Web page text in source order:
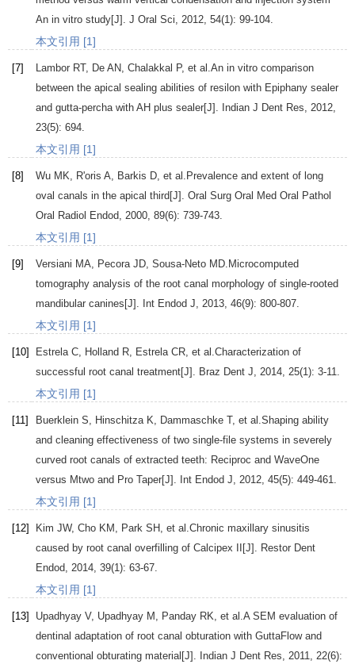
An in vitro study[J]. J Oral Sci 2012 54(1): 99-104.
本文引用 [1]
[7] Lambor RT, De AN Chalakkal P, et al.An in vitro comparison
between the apical sealing abilities of resilon with Epiphany sealer
and gutta-percha with AH plus sealer[J].
Indian J Dent Res 2012
23(5): 694.
本文引用 [1]
[8] Wu MK R'oris A Barkis D , et al.Prevalence and extent of long
oval canals in the apical third[J]. Oral Surg Oral Med Oral Pathol
Oral Radiol Endod
2000 89(6): 739-743.
本文引用 [1]
[9] Versiani MA Pecora JD Sousa-Neto MD .Microcomputed
tomography analysis of the root canal morphology of single-rooted
mandibular canines[J].
Int Endod J 2013 46(9): 800-807.
本文引用 [1]
[10] Estrela C Holland R Estrela CR , et al.Characterization of
successful root canal treatment[J].
Braz Dent J 2014 25(1): 3-11.
本文引用 [1]
[11] Buerklein S Hinschitza K Dammaschke T, et al.Shaping ability
and cleaning effectiveness of two single-file systems in severely
curved root canals of extracted teeth: Reciproc and WaveOne
versus Mtwo and Pro Taper[J].
Int Endod J 2012 45(5): 449-461.
本文引用 [1]
[12] Kim JW, Cho KM Park SH
, et al.Chronic maxillary sinusitis
caused by root canal overfilling of Calcipex II[J].
Restor Dent
Endod
2014 39(1): 63-67.
本文引用 [1]
[13] Upadhyay V, Upadhyay M Panday RK , et al.A SEM evaluation of
dentinal adaptation of root canal obturation with GuttaFlow and
conventional obturating material[J].
Indian J Dent Res 2011 22(6):